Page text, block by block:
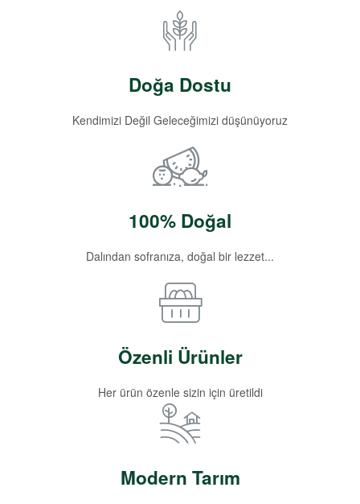
Doğa Dostu
Kendimizi Değil Geleceğimizi düşünüyoruz
100% Doğal
Dalından sofranıza, doğal bir lezzet...
Özenli Ürünler
Her ürün özenle sizin için üretildi
Modern Tarım